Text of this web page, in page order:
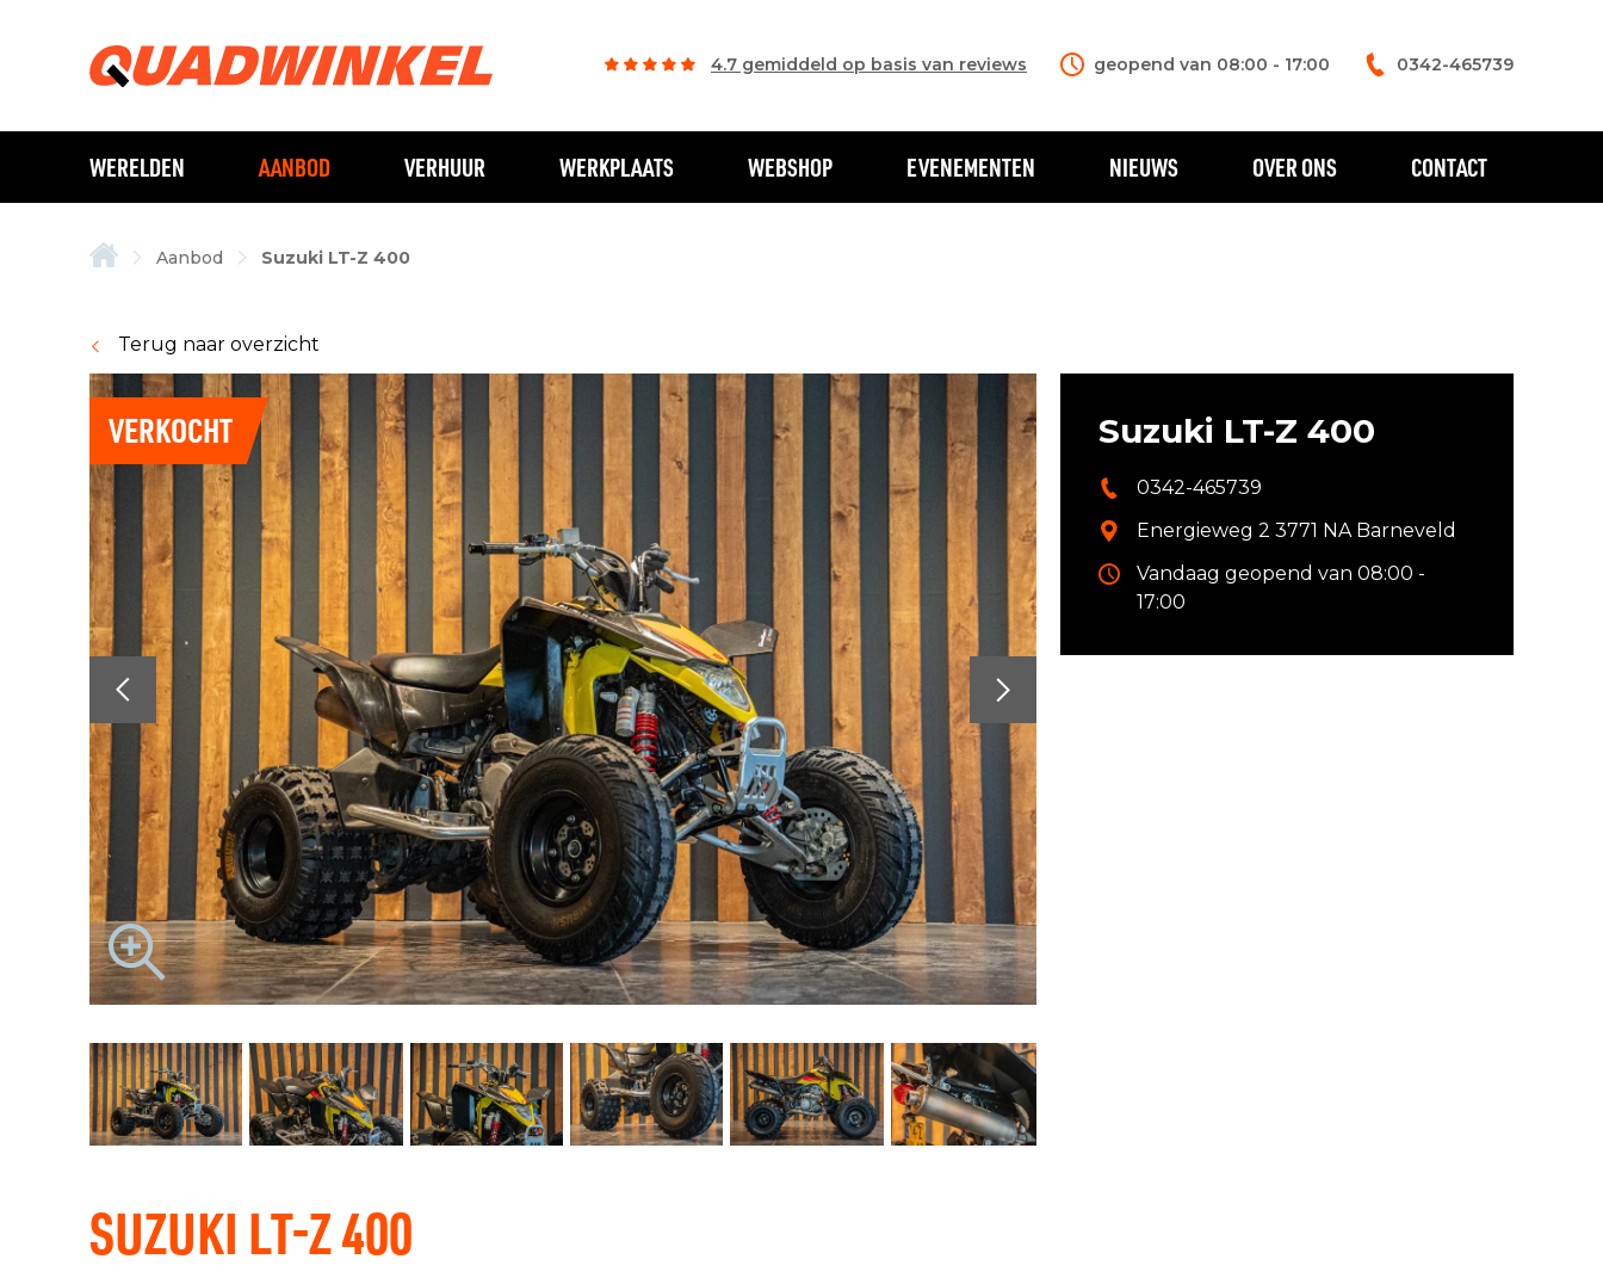
WERELDEN AANBOD VERHUUR WERKPLAATS WEBSHOP EVENEMENTEN NIEUWS OVER ONS CONTACT
4.7 gemiddeld op basis van reviews geopend van 08:00 - 17:00 0342-465739
Aanbod Suzuki LT-Z 400
Terug naar overzicht
VERKOCHT
SUZUKI LT-Z 400
Suzuki LT-Z 400
0342-465739
Energieweg 2 3771 NA Barneveld
Vandaag geopend van 08:00 -
17:00